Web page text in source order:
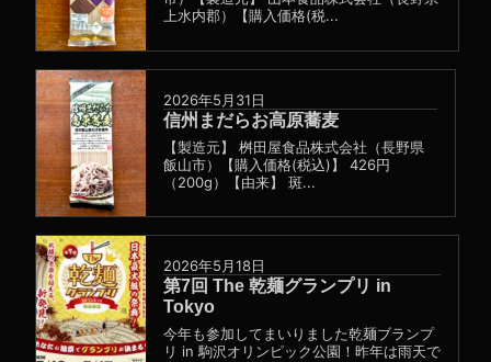
上水内郡）【購入価格(税...
2026年5月31日
信州まだらお高原蕎麦
【製造元】 桝田屋食品株式会社（長野県
飯山市）【購入価格(税込)】 426円
（200g）【由来】 斑...
2026年5月18日
第7回 The 乾麺グランプリ in
Tokyo
今年も参加してまいりました乾麺ブランプ
リ in 駒沢オリンピック公園！昨年は雨天で